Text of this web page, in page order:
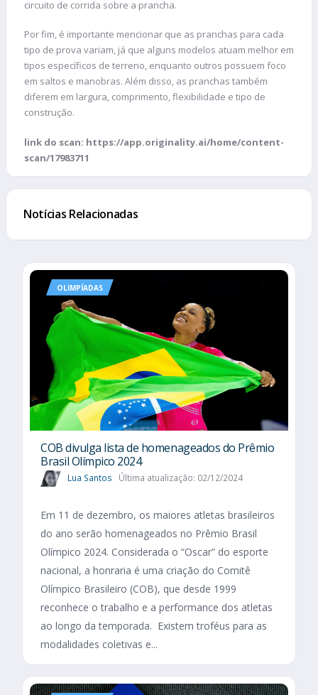
circuito de corrida sobre a prancha.
Por fim, é importante mencionar que as pranchas para cada
tipo de prova variam, já que alguns modelos atuam melhor em
tipos específicos de terreno, enquanto outros possuem foco
em saltos e manobras. Além disso, as pranchas também
diferem em largura, comprimento, flexibilidade e tipo de
construção.
link do scan: https://app.originality.ai/home/content-
scan/17983711
Notícias Relacionadas
OLIMPÍADAS
COB divulga lista de homenageados do Prêmio
Brasil Olímpico 2024
Lua Santos Última atualização: 02/12/2024
Em 11 de dezembro, os maiores atletas brasileiros
do ano serão homenageados no Prêmio Brasil
Olímpico 2024. Considerada o “Oscar” do esporte
nacional, a honraria é uma criação do Comitê
Olímpico Brasileiro (COB), que desde 1999
reconhece o trabalho e a performance dos atletas
ao longo da temporada. Existem troféus para as
modalidades coletivas e...